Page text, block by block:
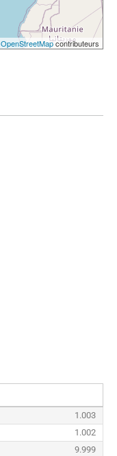
OpenStreetMapcontributeurs
1.003
1.002
9.999